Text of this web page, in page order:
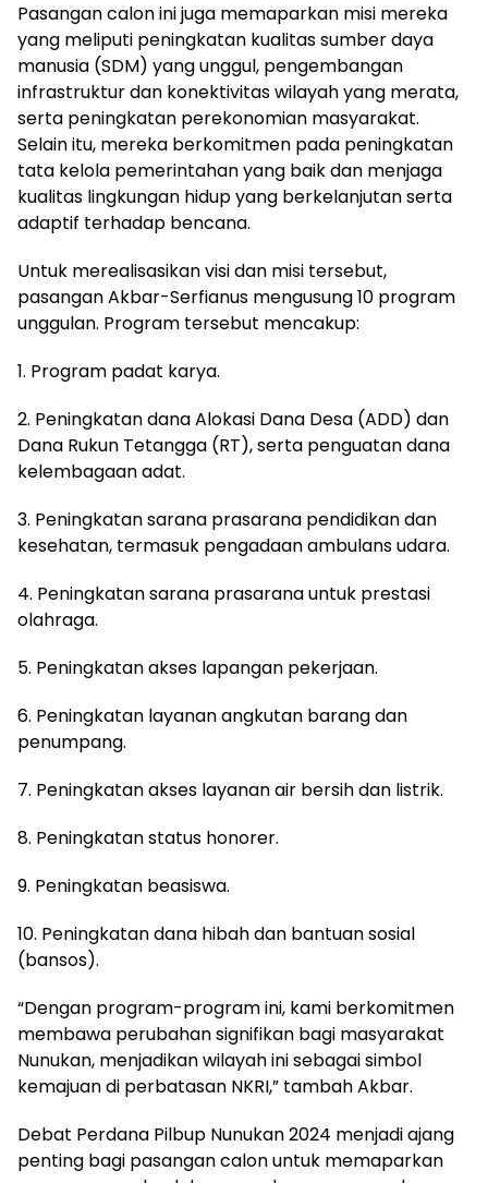
Pasangan calon ini juga memaparkan misi mereka
yang meliputi peningkatan kualitas sumber daya
manusia (SDM) yang unggul, pengembangan
infrastruktur dan konektivitas wilayah yang merata,
serta peningkatan perekonomian masyarakat.
Selain itu, mereka berkomitmen pada peningkatan
tata kelola pemerintahan yang baik dan menjaga
kualitas lingkungan hidup yang berkelanjutan serta
adaptif terhadap bencana.
Untuk merealisasikan visi dan misi tersebut,
pasangan Akbar-Serfianus mengusung 10 program
unggulan. Program tersebut mencakup:
1. Program padat karya.
2. Peningkatan dana Alokasi Dana Desa (ADD) dan
Dana Rukun Tetangga (RT), serta penguatan dana
kelembagaan adat.
3. Peningkatan sarana prasarana pendidikan dan
kesehatan, termasuk pengadaan ambulans udara.
4. Peningkatan sarana prasarana untuk prestasi
olahraga.
5. Peningkatan akses lapangan pekerjaan.
6. Peningkatan layanan angkutan barang dan
penumpang.
7. Peningkatan akses layanan air bersih dan listrik.
8. Peningkatan status honorer.
9. Peningkatan beasiswa.
10. Peningkatan dana hibah dan bantuan sosial
(bansos).
“Dengan program-program ini, kami berkomitmen
membawa perubahan signifikan bagi masyarakat
Nunukan, menjadikan wilayah ini sebagai simbol
kemajuan di perbatasan NKRI,” tambah Akbar.
Debat Perdana Pilbup Nunukan 2024 menjadi ajang
penting bagi pasangan calon untuk memaparkan